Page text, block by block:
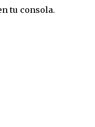
tu consola.